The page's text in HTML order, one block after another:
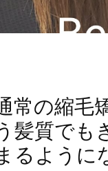
常の縮毛
髪質でも
るように